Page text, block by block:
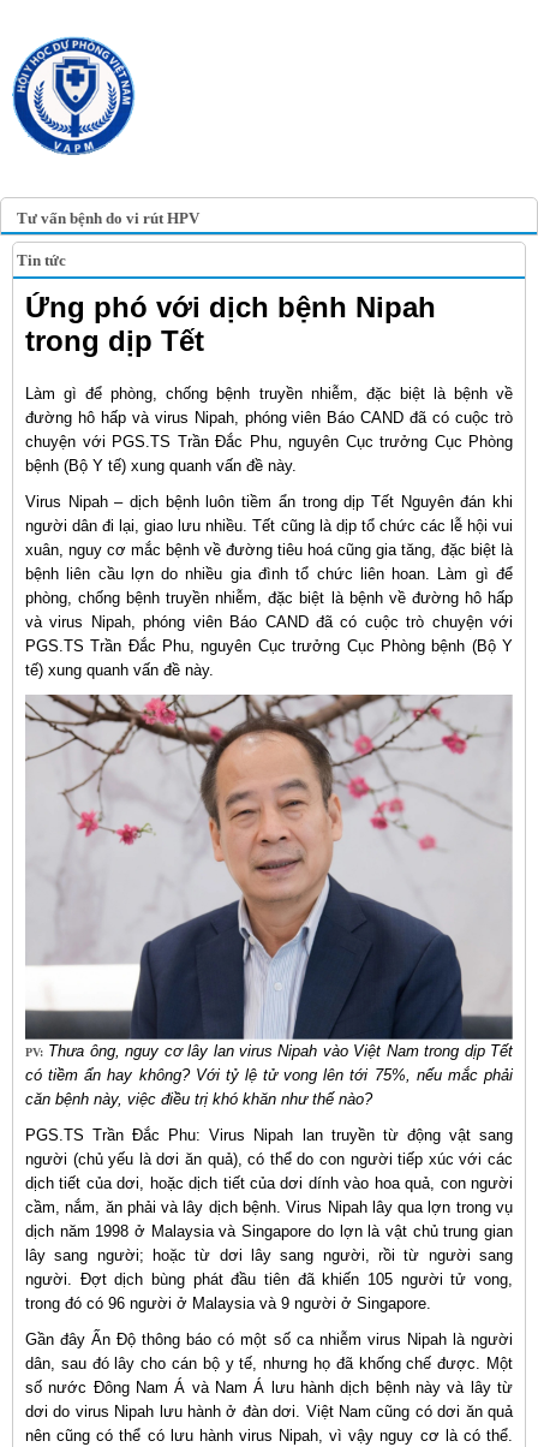
Tư vấn bệnh do vi rút HPV
Tin tức
Ứng phó với dịch bệnh Nipah
trong dịp Tết
Làm gì để phòng, chống bệnh truyền nhiễm, đặc biệt là bệnh về
đường hô hấp và virus Nipah, phóng viên Báo CAND đã có cuộc trò
chuyện với PGS.TS Trần Đắc Phu, nguyên Cục trưởng Cục Phòng
bệnh (Bộ Y tế) xung quanh vấn đề này.
Virus Nipah – dịch bệnh luôn tiềm ẩn trong dịp Tết Nguyên đán khi
người dân đi lại, giao lưu nhiều. Tết cũng là dịp tổ chức các lễ hội vui
xuân, nguy cơ mắc bệnh về đường tiêu hoá cũng gia tăng, đặc biệt là
bệnh liên cầu lợn do nhiều gia đình tổ chức liên hoan. Làm gì để
phòng, chống bệnh truyền nhiễm, đặc biệt là bệnh về đường hô hấp
và virus Nipah, phóng viên Báo CAND đã có cuộc trò chuyện với
PGS.TS Trần Đắc Phu, nguyên Cục trưởng Cục Phòng bệnh (Bộ Y
tế) xung quanh vấn đề này.
PV: Thưa ông, nguy cơ lây lan virus Nipah vào Việt Nam trong dịp Tết
có tiềm ẩn hay không? Với tỷ lệ tử vong lên tới 75%, nếu mắc phải
căn bệnh này, việc điều trị khó khăn như thế nào?
PGS.TS Trần Đắc Phu: Virus Nipah lan truyền từ động vật sang
người (chủ yếu là dơi ăn quả), có thể do con người tiếp xúc với các
dịch tiết của dơi, hoặc dịch tiết của dơi dính vào hoa quả, con người
cầm, nắm, ăn phải và lây dịch bệnh. Virus Nipah lây qua lợn trong vụ
dịch năm 1998 ở Malaysia và Singapore do lợn là vật chủ trung gian
lây sang người; hoặc từ dơi lây sang người, rồi từ người sang
người. Đợt dịch bùng phát đầu tiên đã khiến 105 người tử vong,
trong đó có 96 người ở Malaysia và 9 người ở Singapore.
Gần đây Ấn Độ thông báo có một số ca nhiễm virus Nipah là người
dân, sau đó lây cho cán bộ y tế, nhưng họ đã khống chế được. Một
số nước Đông Nam Á và Nam Á lưu hành dịch bệnh này và lây từ
dơi do virus Nipah lưu hành ở đàn dơi. Việt Nam cũng có dơi ăn quả
nên cũng có thể có lưu hành virus Nipah, vì vậy nguy cơ là có thể.